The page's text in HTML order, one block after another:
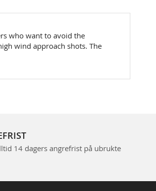
who want to avoid the
wind approach shots. The
14 dagers angrefrist på ubrukte